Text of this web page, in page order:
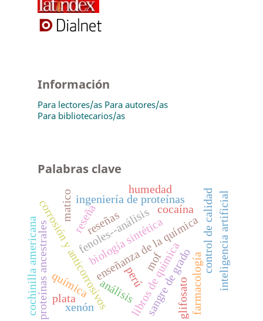
Información
Para lectores/as Para autores/as
Para bibliotecarios/as
Palabras clave
enseñanza de la química
corrosión y anticorrosivos libros de química
sangre de grado
control de calidad
fenoles--análisis
reseña
proteínas ancestrales biología sintética
ingeniería de proteínas
matico inteligencia artificial
farmacología
química perú
reseñas cocaína
análisis
humedad
plata
mof
glifosato
cochinilla americana xenón